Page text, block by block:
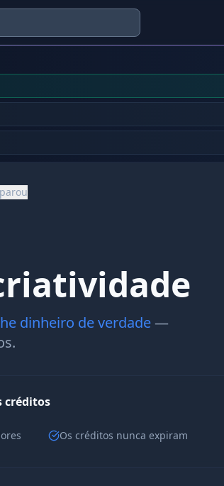
dinheiro de verdade—
créditos
Os créditos nunca expiram